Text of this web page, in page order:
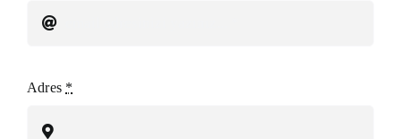
Adres *